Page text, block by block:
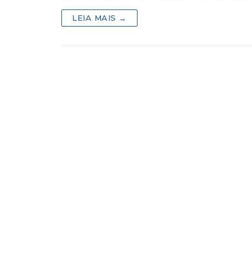
LEIA MAIS →